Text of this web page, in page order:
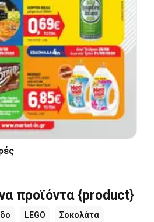
προϊόντα {product}
LEGO Σοκολάτα